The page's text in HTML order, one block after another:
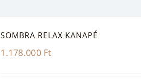
SOMBRA RELAX KANAPÉ
1.178.000 Ft